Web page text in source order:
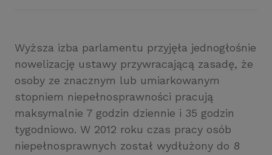
Wyższa izba parlamentu przyjęła jednogłośnie
nowelizację ustawy przywracającą zasadę, że
osoby ze znacznym lub umiarkowanym
stopniem niepełnosprawności pracują
maksymalnie 7 godzin dziennie i 35 godzin
tygodniowo. W 2012 roku czas pracy osób
niepełnosprawnych został wydłużony do 8